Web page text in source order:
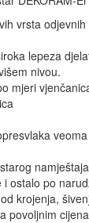
vrsta
lepeza
nivou.
mjeri
namještaja
i ostalo po
krojenja,
povoljnim